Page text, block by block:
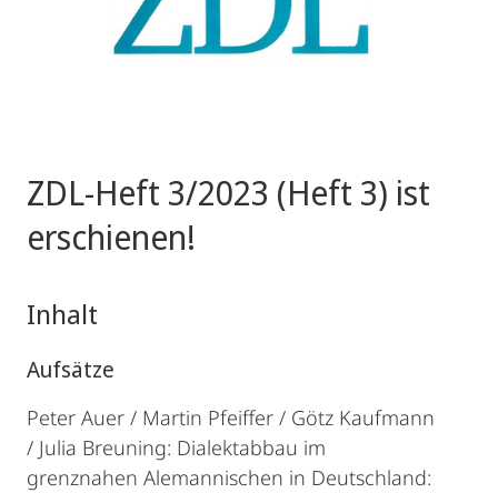
ZDL-Heft 3/2023 (Heft 3) ist
erschienen!
Inhalt
Aufsätze
Peter Auer / Martin Pfeiffer / Götz Kaufmann
/ Julia Breuning: Dialektabbau im
grenznahen Alemannischen in Deutschland: